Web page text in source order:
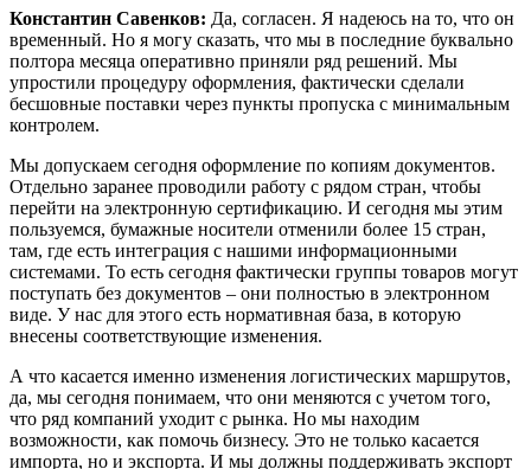
Константин Савенков: Да, согласен. Я надеюсь на то, что он
временный. Но я могу сказать, что мы в последние буквально
полтора месяца оперативно приняли ряд решений. Мы
упростили процедуру оформления, фактически сделали
бесшовные поставки через пункты пропуска с минимальным
контролем.
Мы допускаем сегодня оформление по копиям документов.
Отдельно заранее проводили работу с рядом стран, чтобы
перейти на электронную сертификацию. И сегодня мы этим
пользуемся, бумажные носители отменили более 15 стран,
там, где есть интеграция с нашими информационными
системами. То есть сегодня фактически группы товаров могут
поступать без документов – они полностью в электронном
виде. У нас для этого есть нормативная база, в которую
внесены соответствующие изменения.
А что касается именно изменения логистических маршрутов,
да, мы сегодня понимаем, что они меняются с учетом того,
что ряд компаний уходит с рынка. Но мы находим
возможности, как помочь бизнесу. Это не только касается
импорта, но и экспорта. И мы должны поддерживать экспорт